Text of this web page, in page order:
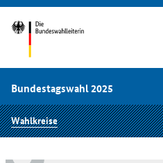
Bundestagswahl 2025
Wahlkreise